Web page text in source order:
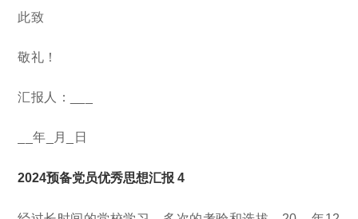
此致
敬礼！
汇报人：___
__年_月_日
2024预备党员优秀思想汇报 4